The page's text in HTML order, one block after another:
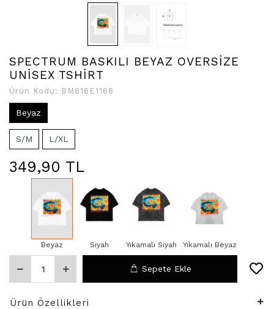
SPECTRUM BASKILI BEYAZ OVERSİZE
UNİSEX TSHİRT
Ürün Kodu: BM816E1168
Beyaz
S/M L/XL
349,90 TL
Beyaz Siyah Yıkamalı Siyah Yıkamalı Beyaz
Sepete Ekle
Ürün Özellikleri